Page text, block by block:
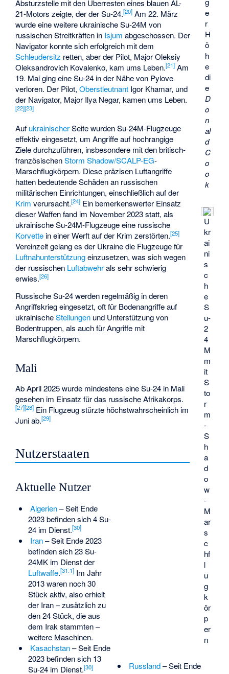
e
r
H
ö
h
e
di
e
D
o
n
al
d
C
o
o
k
U
kr
ai
ni
s
c
h
e
S
u-
2
4
M
m
it
S
to
r
m
-
S
h
a
d
o
w
-
M
ar
s
c
hf
l
u
g
k
ör
p
er
n
Absturzstelle mit den Überresten eines blauen AL-
21-Motors zeigte, der der Su-24.[20] Am 22. März
wurde eine weitere ukrainische Su-24M von
russischen Streitkräften in Isjum abgeschossen. Der
Navigator konnte sich erfolgreich mit dem
Schleudersitz retten, aber der Pilot, Major Oleksiy
Oleksandrovich Kovalenko, kam ums Leben.[21] Am
19. Mai ging eine Su-24 in der Nähe von Pylove
verloren. Der Pilot,Oberstleutnant Igor Khamar, und
der Navigator, Major Ilya Negar, kamen ums Leben.
[22][23]
Auf ukrainischerSeite wurden Su-24M-Flugzeuge
effektiv eingesetzt, um Angriffe auf hochrangige
Ziele durchzuführen, insbesondere mit den britisch-
französischenStorm Shadow/SCALP-EG-
Marschflugkörpern. Diese präzisen Luftangriffe
hatten bedeutende Schäden an russischen
militärischen Einrichtungen, einschließlich auf der
Krim verursacht.[24] Ein bemerkenswerter Einsatz
dieser Waffen fand im November 2023 statt, als
ukrainische Su-24M-Flugzeuge eine russische
Korvette in einer Werft auf der Krim zerstörten.[25]
Vereinzelt gelang es der Ukraine die Flugzeuge für
Luftnahunterstützungeinzusetzen, was sich wegen
der russischen Luftabwehrals sehr schwierig
erwies.[26]
Russische Su-24 werden regelmäßig in deren
Angriffskrieg eingesetzt, oft für Bodenangriffe auf
ukrainischeStellungen und Unterstützung von
Bodentruppen, als auch für Angriffe mit
Marschflugkörpern.
Mali
Ab April 2025 wurde mindestens eine Su-24 in Mali
gesehen im Einsatz für das russische Afrikakorps.
[27][28] Ein Flugzeug stürzte höchstwahrscheinlich im
Juni ab.[29]
Nutzerstaaten
Aktuelle Nutzer
Algerien– Seit Ende
2023 befinden sich 4 Su-
24 im Dienst.[30]
Iran– Seit Ende 2023
befinden sich 23 Su-
24MK im Dienst der
Luftwaffe.[31.1]Im Jahr
2013 waren noch 30
Stück aktiv, also erhielt
der Iran – zusätzlich zu
den 24 Stück, die aus
dem Irak stammten –
weitere Maschinen.
Kasachstan– Seit Ende
2023 befinden sich 13
Su-24 im Dienst.[30] Russland– Seit Ende